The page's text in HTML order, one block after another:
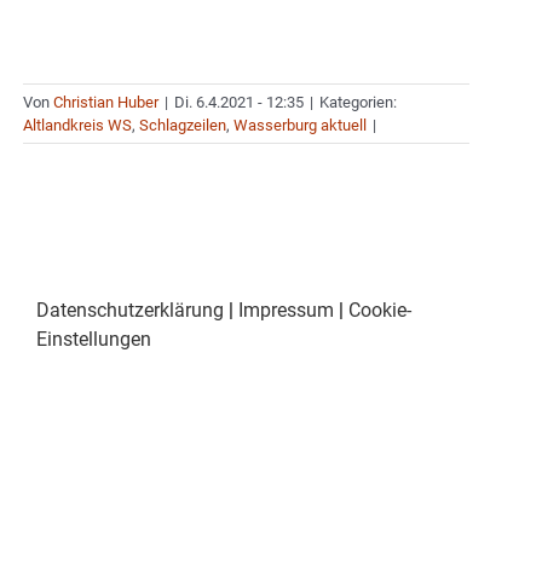
Von Christian Huber | Di. 6.4.2021 - 12:35 | Kategorien:
Altlandkreis WS, Schlagzeilen, Wasserburg aktuell |
Datenschutzerklärung Impressum
Cookie-
Einstellungen